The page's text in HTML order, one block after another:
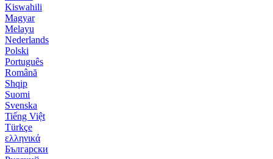
Kiswahili
Magyar
Melayu
Nederlands
Polski
Português
Română
Shqip
Suomi
Svenska
Tiếng Việt
Türkçe
ελληνικά
Български